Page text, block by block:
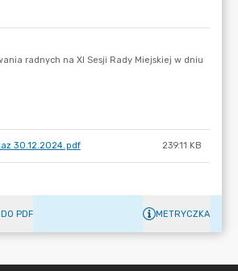
30.12.2024.pdf 239.11 KB
PDF METRYCZKA